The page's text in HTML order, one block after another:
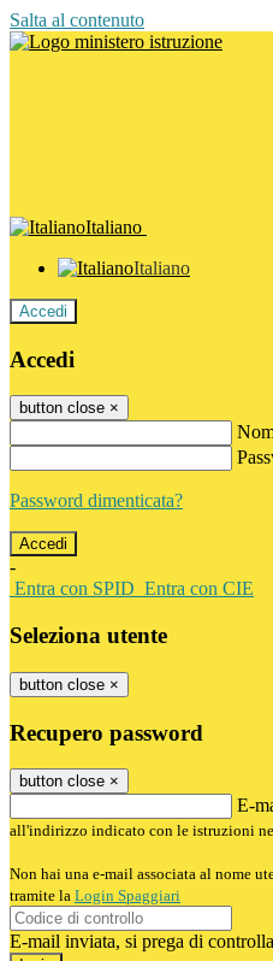
Salta al contenuto
Italiano
Italiano
Accedi
Accedi
button close ×
Password dimenticata?
-
Entra con SPID Entra con CIE
Seleziona utente
button close ×
Recupero password
button close ×
E-
all'indirizzo indicato con le istruzioni
Non hai una e-mail associata al nome
tramite la Login Spaggiari
E-mail inviata, si prega di